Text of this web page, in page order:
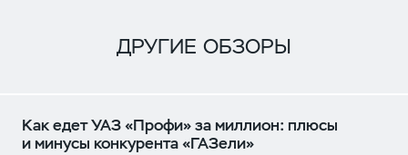
ДРУГИЕ ОБЗОРЫ
Как едет УАЗ «Профи» за миллион: плюсы
и минусы конкурента «ГАЗели»